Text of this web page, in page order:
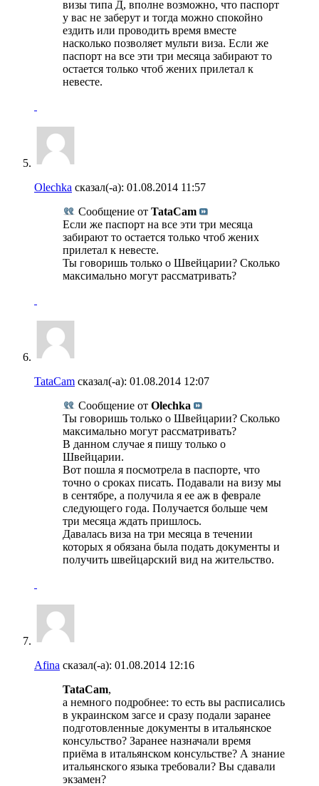
визы типа Д, вполне возможно, что паспорт
у вас не заберут и тогда можно спокойно
ездить или проводить время вместе
насколько позволяет мульти виза. Если же
паспорт на все эти три месяца забирают то
остается только чтоб жених прилетал к
невесте.
Olechka сказал(-а): 01.08.2014 11:57
Сообщение от TataCam
Если же паспорт на все эти три месяца
забирают то остается только чтоб жених
прилетал к невесте.
Ты говоришь только о Швейцарии? Сколько
максимально могут рассматривать?
TataCam сказал(-а): 01.08.2014 12:07
Сообщение от Olechka
Ты говоришь только о Швейцарии? Сколько
максимально могут рассматривать?
В данном случае я пишу только о
Швейцарии.
Вот пошла я посмотрела в паспорте, что
точно о сроках писать. Подавали на визу мы
в сентябре, а получила я ее аж в феврале
следующего года. Получается больше чем
три месяца ждать пришлось.
Давалась виза на три месяца в течении
которых я обязана была подать документы и
получить швейцарский вид на жительство.
Afina сказал(-а): 01.08.2014 12:16
TataCam,
а немного подробнее: то есть вы расписались
в украинском загсе и сразу подали заранее
подготовленные документы в итальянское
консульство? Заранее назначали время
приёма в итальянском консульстве? А знание
итальянского языка требовали? Вы сдавали
экзамен?